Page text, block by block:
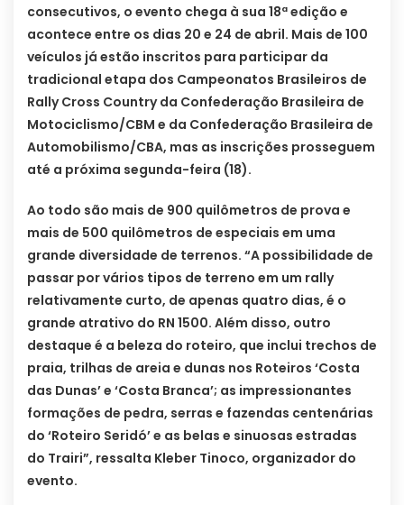
consecutivos, o evento chega à sua 18ª edição e
acontece entre os dias 20 e 24 de abril. Mais de 100
veículos já estão inscritos para participar da
tradicional etapa dos Campeonatos Brasileiros de
Rally Cross Country da Confederação Brasileira de
Motociclismo/CBM e da Confederação Brasileira de
Automobilismo/CBA, mas as inscrições prosseguem
até a próxima segunda-feira (18).
Ao todo são mais de 900 quilômetros de prova e
mais de 500 quilômetros de especiais em uma
grande diversidade de terrenos. “A possibilidade de
passar por vários tipos de terreno em um rally
relativamente curto, de apenas quatro dias, é o
grande atrativo do RN 1500. Além disso, outro
destaque é a beleza do roteiro, que inclui trechos de
praia, trilhas de areia e dunas nos Roteiros ‘Costa
das Dunas’ e ‘Costa Branca’; as impressionantes
formações de pedra, serras e fazendas centenárias
do ‘Roteiro Seridó’ e as belas e sinuosas estradas
do Trairi”, ressalta Kleber Tinoco, organizador do
evento.